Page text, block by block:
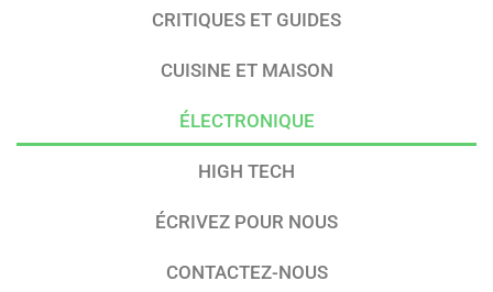
CRITIQUES ET GUIDES
CUISINE ET MAISON
ÉLECTRONIQUE
HIGH TECH
ÉCRIVEZ POUR NOUS
CONTACTEZ-NOUS